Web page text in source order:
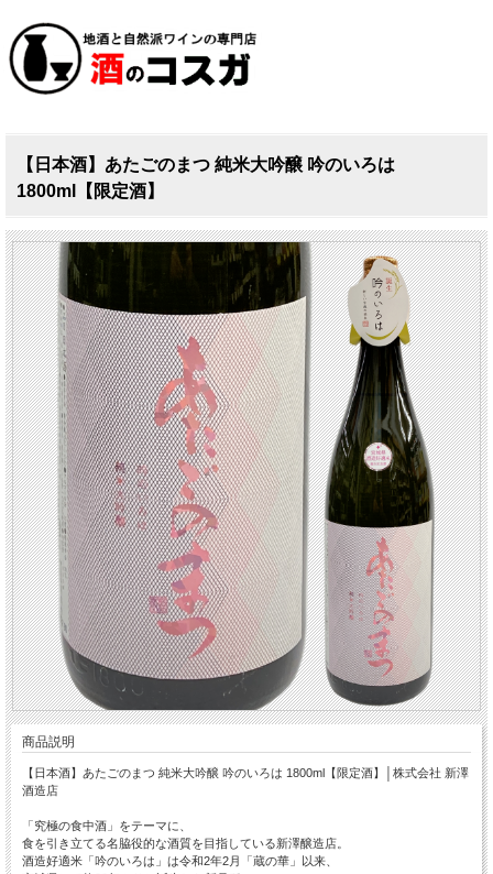
【日本酒】あたごのまつ 純米大吟醸 吟のいろは
1800ml【限定酒】
商品説明
【日本酒】あたごのまつ 純米大吟醸 吟のいろは 1800ml【限定酒】│株式会社 新澤
酒造店
「究極の食中酒」をテーマに、
食を引き立てる名脇役的な酒質を目指している新澤醸造店。
酒造好適米「吟のいろは」は令和2年2月「蔵の華」以来、